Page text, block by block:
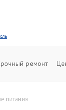
ремонт
питания